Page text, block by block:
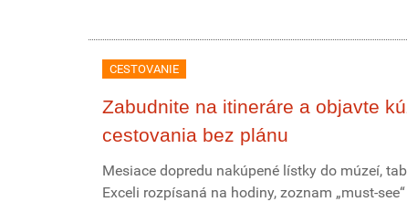
CESTOVANIE
Zabudnite na itineráre a objavte
cestovania bez plánu
Mesiace dopredu nakúpené lístky do múzeí,
Exceli rozpísaná na hodiny, zoznam „must-